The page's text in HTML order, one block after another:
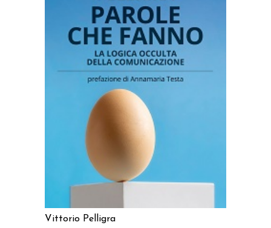
AGGIUNGI AL CARRELLO
Vittorio Pelligra